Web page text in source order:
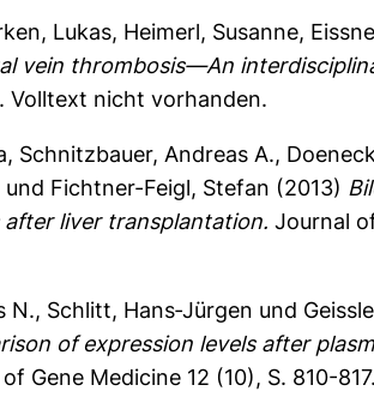
Lukas, Heimerl, Susanne,
vein thrombosis—An
Volltext nicht vorhanden.
, Schnitzbauer, Andreas A.,
und Fichtner-Feigl, Stefan (2013)
liver transplantation. Journal
N., Schlitt, Hans‐Jürgen und
of expression levels after
Gene Medicine 12 (10), S. 810-